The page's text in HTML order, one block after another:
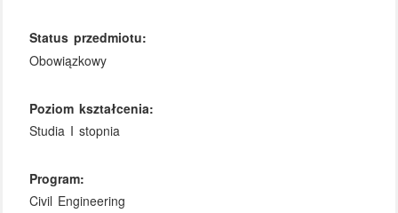
Status przedmiotu:
Obowiązkowy
Poziom kształcenia:
Studia I stopnia
Program:
Civil Engineering